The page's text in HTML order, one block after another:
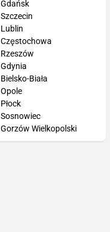
Gdańsk
Szczecin
Lublin
Częstochowa
Rzeszów
Gdynia
Bielsko-Biała
Opole
Płock
Sosnowiec
Gorzów Wielkopolski